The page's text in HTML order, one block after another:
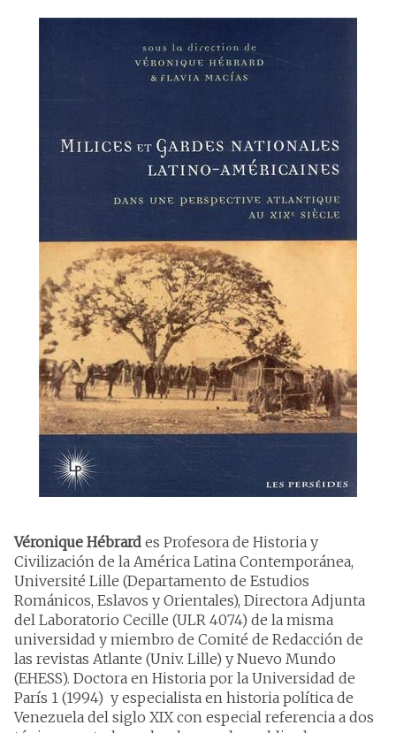
Véronique Hébrard es Profesora de Historia y
Civilización de la América Latina Contemporánea,
Université Lille (Departamento de Estudios
Románicos, Eslavos y Orientales), Directora Adjunta
del Laboratorio Cecille (ULR 4074) de la misma
universidad y miembro de Comité de Redacción de
las revistas Atlante (Univ. Lille) y Nuevo Mundo
(EHESS). Doctora en Historia por la Universidad de
París 1 (1994) y especialista en historia política de
Venezuela del siglo XIX con especial referencia a dos